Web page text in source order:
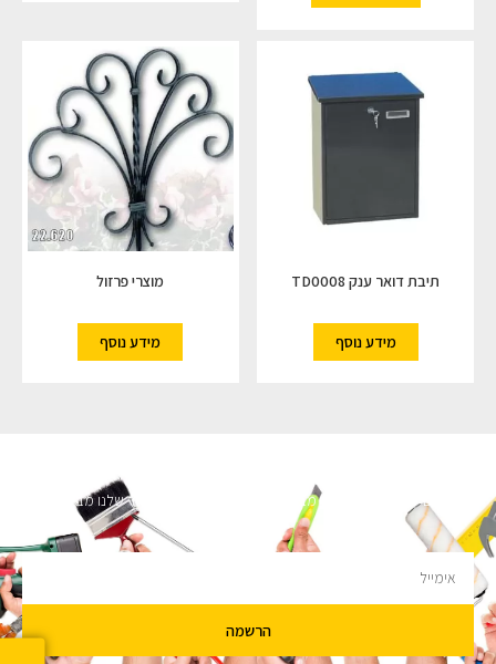
תיבת דואר ענק TD0008
מידע נוסף
מוצרי פרזול
מידע נוסף
השארו מעודכנים
מעוניינים לקבל עדכונים על מבצעים והנחות הירשמו לניוזלטר שלנו מבטיחים לא
הרשמה